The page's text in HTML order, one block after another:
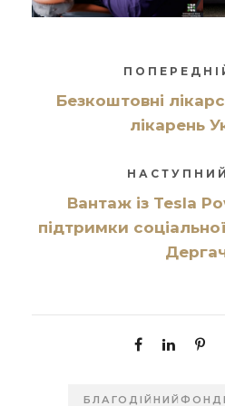
Безкоштовні
лікарень
Вантаж із Tesla
підтримки